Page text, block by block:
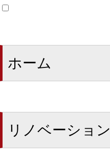
ホーム
リノベーション